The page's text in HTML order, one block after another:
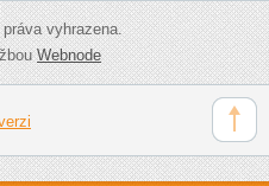
vyhrazena.
Webnode